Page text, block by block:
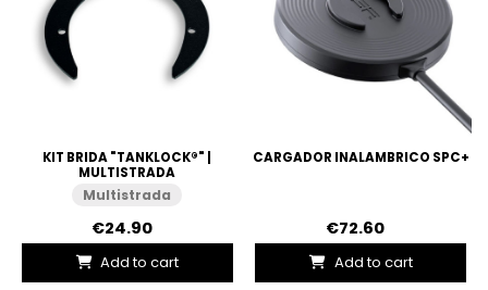
KIT BRIDA "TANKLOCK®" |
MULTISTRADA
Multistrada
€24.90
Add to cart
CARGADOR INALAMBRICO SPC+
€72.60
Add to cart